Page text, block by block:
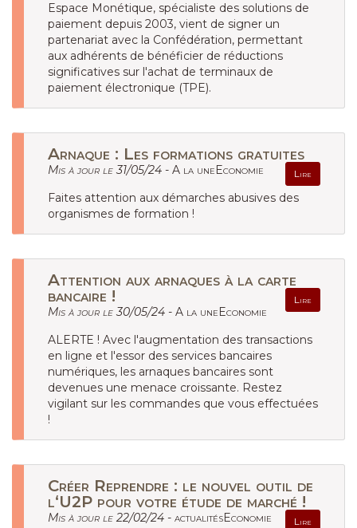
Espace Monétique, spécialiste des solutions de
paiement depuis 2003, vient de signer un
partenariat avec la Confédération, permettant
aux adhérents de bénéficier de réductions
significatives sur l'achat de terminaux de
paiement électronique (TPE).
Arnaque : Les formations gratuites
Lire
Mis à jour le 31/05/24 - A la uneEconomie
Faites attention aux démarches abusives des
organismes de formation !
Attention aux arnaques à la carte
bancaire !
Lire
Mis à jour le 30/05/24 - A la uneEconomie
ALERTE ! Avec l'augmentation des transactions
en ligne et l'essor des services bancaires
numériques, les arnaques bancaires sont
devenues une menace croissante. Restez
vigilant sur les commandes que vous effectuées
!
Créer Reprendre : le nouvel outil de
l‘U2P pour votre étude de marché !
Lire
Mis à jour le 22/02/24 - actualitésEconomie